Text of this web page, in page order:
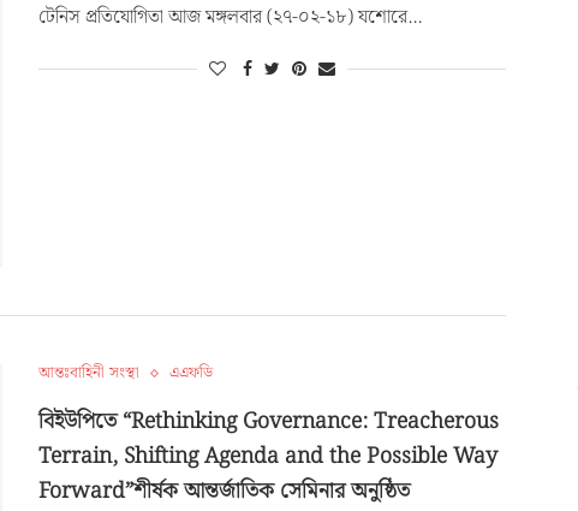
টেনিস প্রতিযোগিতা আজ মঙ্গলবার (২৭-০২-১৮) যশোরে…
আন্তঃবাহিনী সংস্থা এএফডি
বিইউপিতে “Rethinking Governance: Treacherous
Terrain, Shifting Agenda and the Possible Way
Forward”শীর্ষক আন্তর্জাতিক সেমিনার অনুষ্ঠিত